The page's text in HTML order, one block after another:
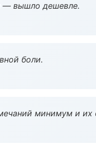
— вышло дешевле.
боли.
минимум и их